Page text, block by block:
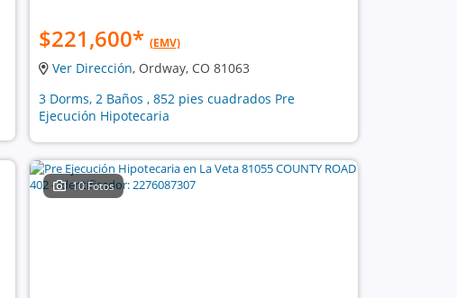
$221,600* (EMV)
Ver Dirección, Ordway, CO 81063
3 Dorms, 2 Baños , 852 pies cuadrados Pre
Ejecución Hipotecaria
10 Fotos